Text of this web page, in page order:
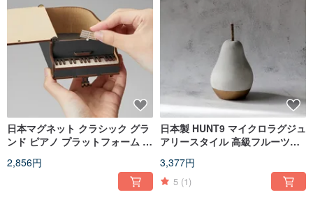
日本マグネット クラシック グラ
ンド ピアノ プラットフォーム ピ
デザイン 収納ボックス
2,856円
日本製 HUNT9 マイクロラグジュ
アリースタイル 高級フルーツ型
石(西洋梨)
3,377円
5 (1)